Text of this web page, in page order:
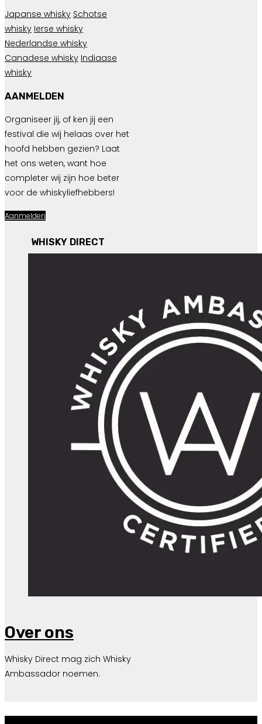
Japanse whisky Schotse
whisky Ierse whisky
Nederlandse whisky
Canadese whisky Indiaase
whisky
AANMELDEN
Organiseer jij, of ken jij een
festival die wij helaas over het
hoofd hebben gezien? Laat
het ons weten, want hoe
completer wij zijn hoe beter
voor de whiskyliefhebbers!
Aanmelden
WHISKY DIRECT
Over ons
Whisky Direct mag zich Whisky
Ambassador noemen.